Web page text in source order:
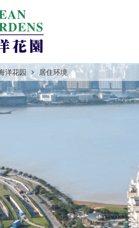
洋花园 居住环境